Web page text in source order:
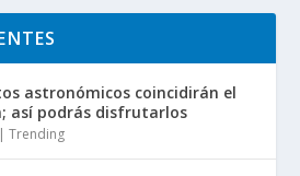
astronómicos coincidirán el
así podrás disfrutarlos
|Trending